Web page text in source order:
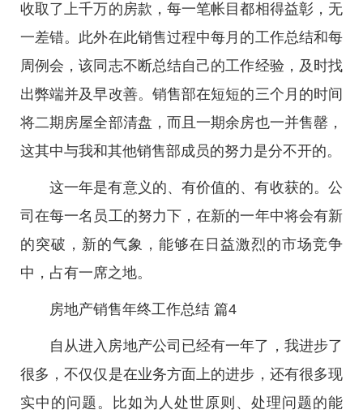
收取了上千万的房款，每一笔帐目都相得益彰，无
一差错。此外在此销售过程中每月的工作总结和每
周例会，该同志不断总结自己的工作经验，及时找
出弊端并及早改善。销售部在短短的三个月的时间
将二期房屋全部清盘，而且一期余房也一并售罄，
这其中与我和其他销售部成员的努力是分不开的。
这一年是有意义的、有价值的、有收获的。公
司在每一名员工的努力下，在新的一年中将会有新
的突破，新的气象，能够在日益激烈的市场竞争
中，占有一席之地。
房地产销售年终工作总结 篇4
自从进入房地产公司已经有一年了，我进步了
很多，不仅仅是在业务方面上的进步，还有很多现
实中的问题。比如为人处世原则、处理问题的能